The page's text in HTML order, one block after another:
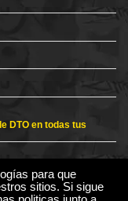
DTO en todas tus
para que
sitios. Si sigue